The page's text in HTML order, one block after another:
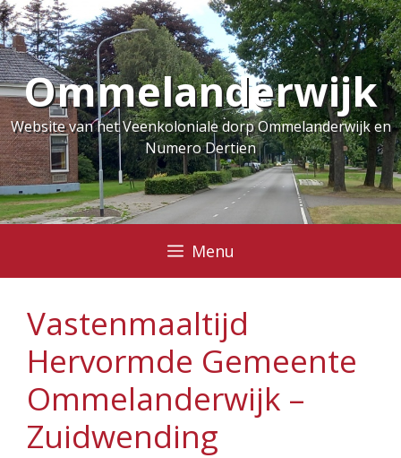
Ga
naar
de
inhoudOmmelanderwijk
Website van het Veenkoloniale dorp Ommelanderwijk en
Numero Dertien
Menu
Vastenmaaltijd
Hervormde Gemeente
Ommelanderwijk –
Zuidwending